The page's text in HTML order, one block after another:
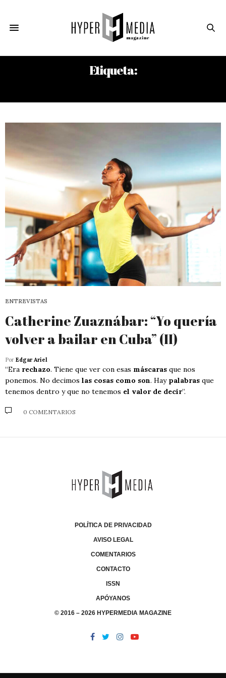
Etiqueta:
ENTREVISTAS
Catherine Zuaznábar: “Yo quería
volver a bailar en Cuba” (II)
Por Edgar Ariel
“Era rechazo. Tiene que ver con esas máscaras que nos
ponemos. No decimos las cosas como son. Hay palabras que
tenemos dentro y que no tenemos el valor de decir”.
0 COMENTARIOS
POLÍTICA DE PRIVACIDAD
AVISO LEGAL
COMENTARIOS
CONTACTO
ISSN
APÓYANOS
© 2016 – 2026 HYPERMEDIA MAGAZINE